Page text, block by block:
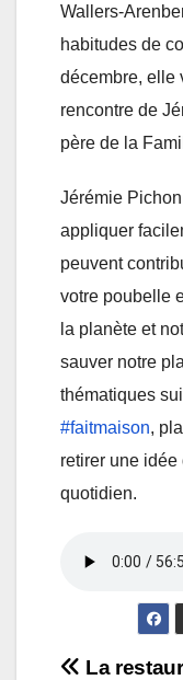
Wallers-
habitudes de
décembre, elle
rencontre de
père de la
Jérémie
appliquer
peuvent
votre poubelle
la planète et
sauver notre
thématiques
#faitmaison,
retirer une idée
quotidien.
La